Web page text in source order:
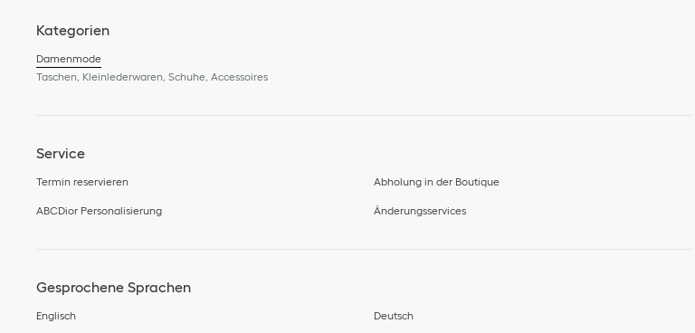
Kategorien
Damenmode
Taschen, Kleinlederwaren, Schuhe, Accessoires
Service
Termin reservieren Abholung in der Boutique
ABCDior Personalisierung Änderungsservices
Gesprochene Sprachen
Englisch Deutsch